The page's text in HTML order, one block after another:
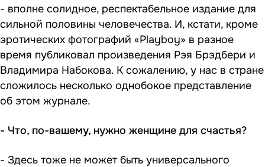
- вполне солидное, респектабельное издание для
сильной половины человечества. И, кстати, кроме
эротических фотографий «Playboy» в разное
время публиковал произведения Рэя Брэдбери и
Владимира Набокова. К сожалению, у нас в стране
сложилось несколько однобокое представление
об этом журнале.
- Что, по-вашему, нужно женщине для счастья?
- Здесь тоже не может быть универсального